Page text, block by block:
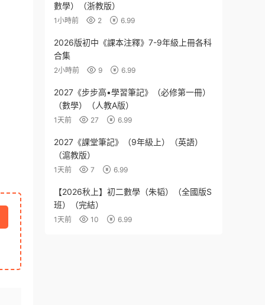
數學）（浙教版）
1小時前 2 6.99
2026版初中《課本注釋》7-9年級上冊各科
合集
2小時前 9 6.99
2027《步步高•學習筆記》（必修第一冊）
（數學）（人教A版）
1天前 27 6.99
2027《課堂筆記》（9年級上）（英語）
（滬教版）
1天前 7 6.99
【2026秋上】初二數學（朱韬）（全國版S
班）（完結）
1天前 10 6.99